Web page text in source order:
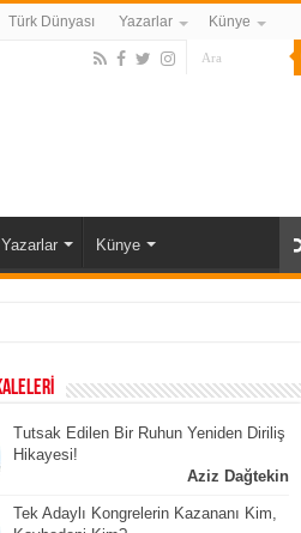
Türk Dünyası Yazarlar Künye
Yazarlar Künye
Tutsak Edilen Bir Ruhun Yeniden Diriliş
Hikayesi!
Aziz Dağtekin
Tek Adaylı Kongrelerin Kazananı Kim,